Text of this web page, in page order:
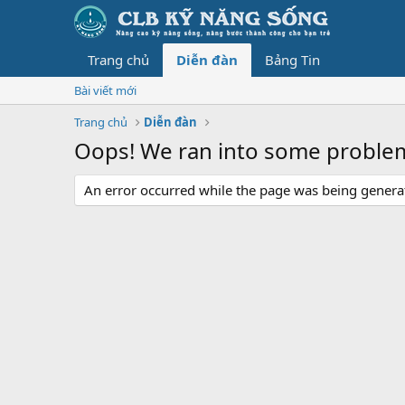
Trang chủ Diễn đàn Bảng Tin
Bài viết mới
Trang chủ
Diễn đàn
Oops! We ran into some
An error occurred while the page was being